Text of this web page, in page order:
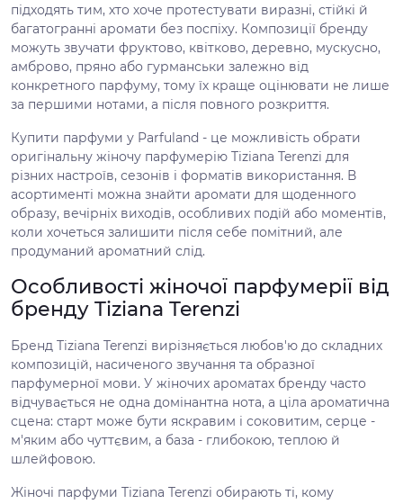
підходять тим, хто хоче протестувати виразні, стійкі й
багатогранні аромати без поспіху. Композиції бренду
можуть звучати фруктово, квітково, деревно, мускусно,
амброво, пряно або гурманськи залежно від
конкретного парфуму, тому їх краще оцінювати не лише
за першими нотами, а після повного розкриття.
Купити парфуми у Parfuland - це можливість обрати
оригінальну жіночу парфумерію Tiziana Terenzi для
різних настроїв, сезонів і форматів використання. В
асортименті можна знайти аромати для щоденного
образу, вечірніх виходів, особливих подій або моментів,
коли хочеться залишити після себе помітний, але
продуманий ароматний слід.
Особливості жіночої парфумерії від
бренду Tiziana Terenzi
Бренд Tiziana Terenzi вирізняється любов'ю до складних
композицій, насиченого звучання та образної
парфумерної мови. У жіночих ароматах бренду часто
відчувається не одна домінантна нота, а ціла ароматична
сцена: старт може бути яскравим і соковитим, серце -
м'яким або чуттєвим, а база - глибокою, теплою й
шлейфовою.
Жіночі парфуми Tiziana Terenzi обирають ті, кому